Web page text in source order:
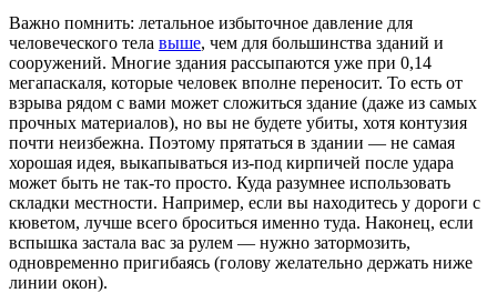
Важно помнить: летальное избыточное давление для
человеческого тела выше, чем для большинства зданий и
сооружений. Многие здания рассыпаются уже при 0,14
мегапаскаля, которые человек вполне переносит. То есть от
взрыва рядом с вами может сложиться здание (даже из самых
прочных материалов), но вы не будете убиты, хотя контузия
почти неизбежна. Поэтому прятаться в здании — не самая
хорошая идея, выкапываться из-под кирпичей после удара
может быть не так-то просто. Куда разумнее использовать
складки местности. Например, если вы находитесь у дороги с
кюветом, лучше всего броситься именно туда. Наконец, если
вспышка застала вас за рулем — нужно затормозить,
одновременно пригибаясь (голову желательно держать ниже
линии окон).